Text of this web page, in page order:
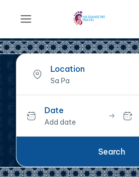
Location
Date
Add date
Search